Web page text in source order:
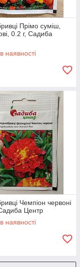
Прімо суміш,
0.2 г, Садиба
наявності
Чемпіон червоні
Центр
наявності